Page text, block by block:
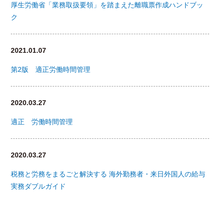
厚生労働省「業務取扱要領」を踏まえた離職票作成ハンドブッ
ク
2021.01.07
第2版 適正労働時間管理
2020.03.27
適正 労働時間管理
2020.03.27
税務と労務をまるごと解決する 海外勤務者・来日外国人の給与
実務ダブルガイド